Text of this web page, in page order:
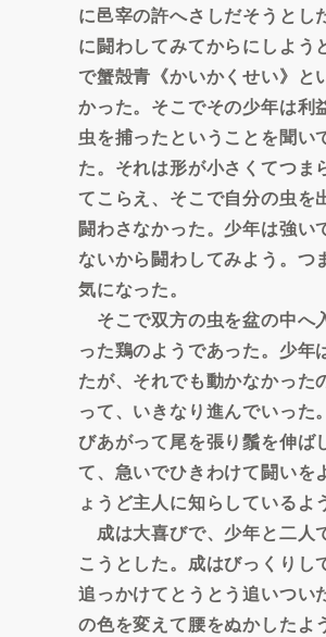
に邑宰の許へさしだそうとし
に闘わしてみてからにしよう
で蟹殻青《かいかくせい》と
かった。そこでその少年は利
虫を捕ったということを聞
た。それは形が小さくてつま
てこらえ、そこで自分の虫を
闘わさなかった。少年は強い
ないから闘わしてみよう。つ
気になった。
そこで双方の虫を盆の中へ
った鶏のようであった。少
たが、それでも動かなかった
って、いきなり進んでいっ
びあがって尾を張り鬚を伸ば
て、急いでひきわけて闘いを
ょうど主人に知らしているよ
成は大喜びで、少年と二人
こうとした。成はびっくり
追っかけてとうとう追いつい
の色を変えて腰をぬかしたよ